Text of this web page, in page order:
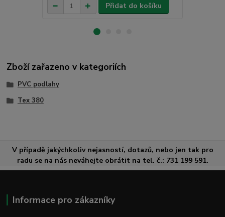
Přidat do košíku
Zboží zařazeno v kategoriích
PVC podlahy
Tex 380
V případě jakýchkoliv nejasností, dotazů, nebo jen tak pro
radu se na nás neváhejte obrátit na tel. č.: 731 199 591.
Informace pro zákazníky